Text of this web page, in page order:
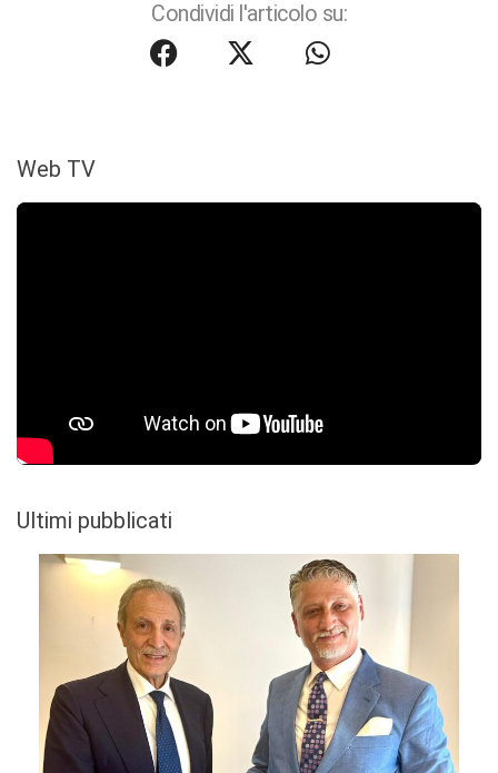
Condividi l'articolo su:
Web TV
Ultimi pubblicati